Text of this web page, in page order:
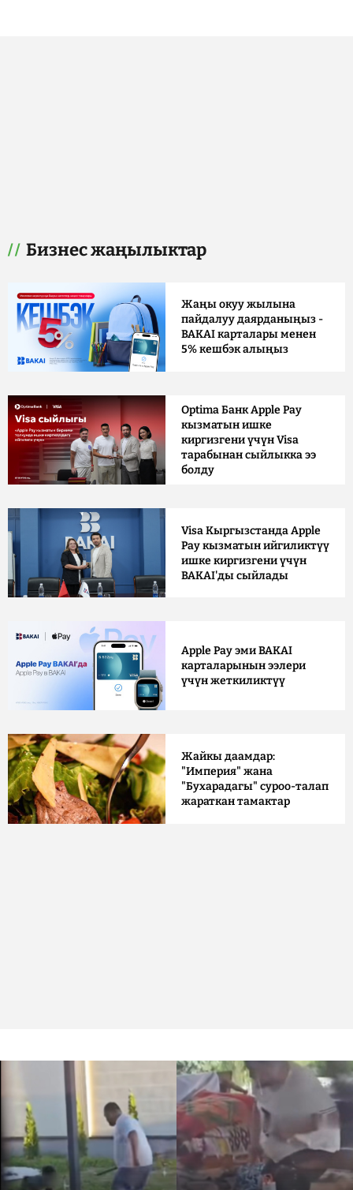
Бизнес жаңылыктар
Жаңы окуу жылына
пайдалуу даярданыңыз -
BAKAI карталары менен
5% кешбэк алыңыз
Optima Банк Apple Pay
кызматын ишке
киргизгени үчүн Visa
тарабынан сыйлыкка ээ
болду
Visa Кыргызстанда Apple
Pay кызматын ийгиликтүү
ишке киргизгени үчүн
BAKAI'ды сыйлады
Apple Pay эми BAKAI
карталарынын ээлери
үчүн жеткиликтүү
Жайкы даамдар:
"Империя" жана
"Бухарадагы" суроо-талап
жараткан тамактар